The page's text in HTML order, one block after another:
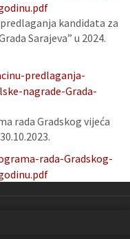
kandidata za
Sarajeva” u 2024.
predlaganja-
nagrade-Grada-
rada Gradskog vijeća
rada-Gradskog-